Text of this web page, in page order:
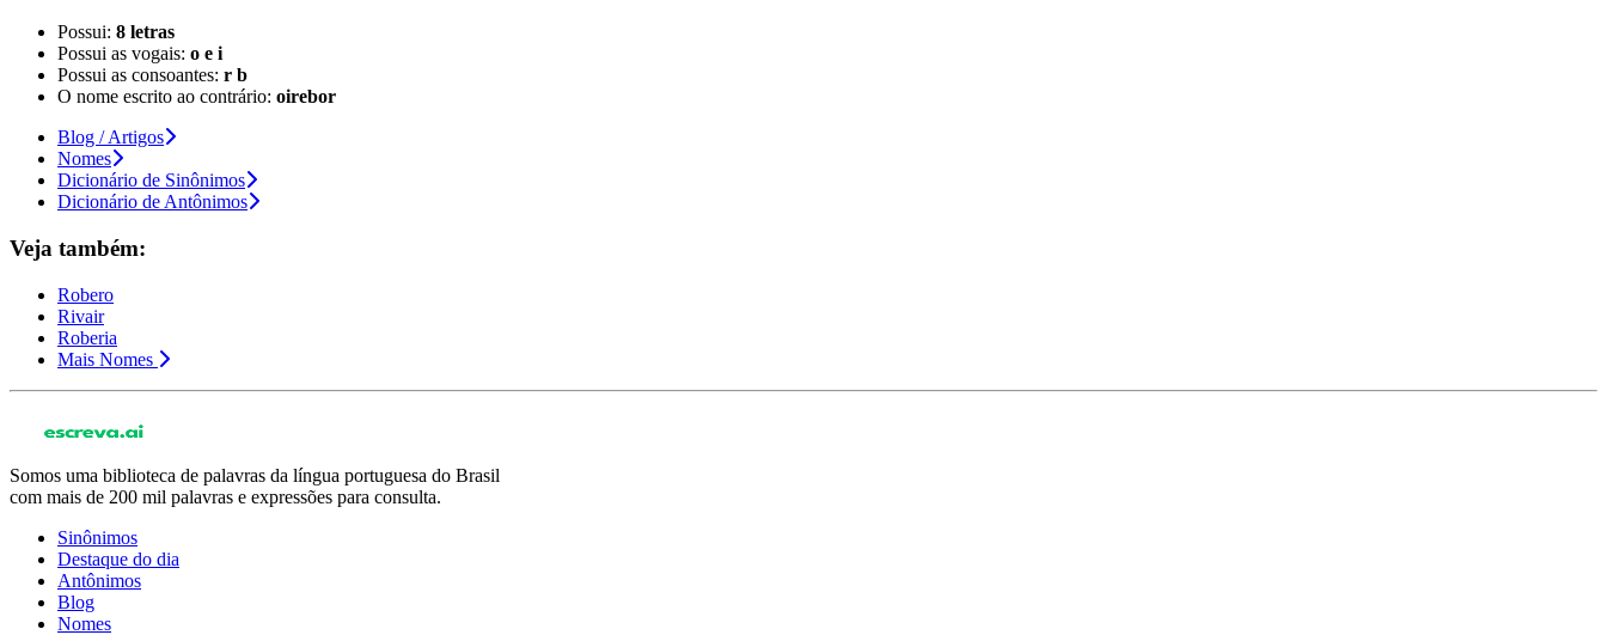
Possui: 8 letras
Possui as vogais: o e i
Possui as consoantes: r b
O nome escrito ao contrário: oirebor
Blog / Artigos
Nomes
Dicionário de Sinônimos
Dicionário de Antônimos
Veja também:
Robero
Rivair
Roberia
Mais Nomes
Somos uma biblioteca de palavras da língua portuguesa do Brasil
com mais de 200 mil palavras e expressões para consulta.
Sinônimos
Destaque do dia
Antônimos
Blog
Nomes